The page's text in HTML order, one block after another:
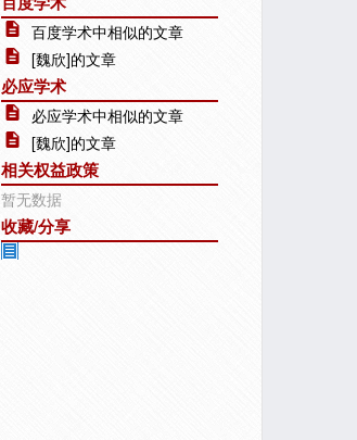
百度学术中相似的文章
[魏欣]的文章
必应学术
必应学术中相似的文章
[魏欣]的文章
相关权益政策
暂无数据
收藏/分享